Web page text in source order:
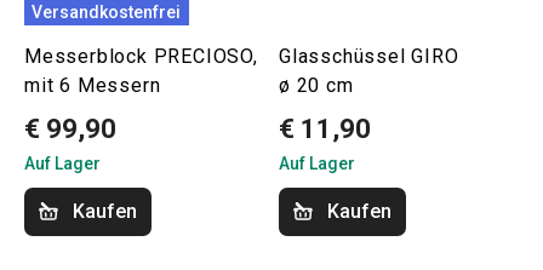
Versandkostenfrei
Messerblock PRECIOSO,
mit 6 Messern
€ 99,90
Auf Lager
Kaufen
Glasschüssel GIRO
ø 20 cm
€ 11,90
Auf Lager
Kaufen